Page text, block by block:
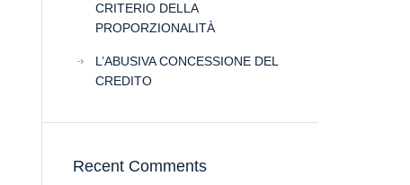
CRITERIO DELLA
PROPORZIONALITÀ
L’ABUSIVA CONCESSIONE DEL
CREDITO
Recent Comments